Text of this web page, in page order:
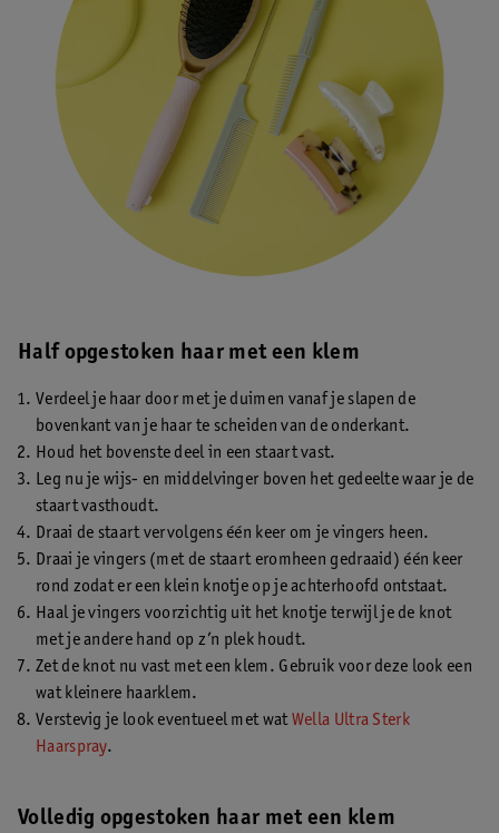
Half opgestoken haar met een klem
Verdeel je haar door met je duimen vanaf je slapen de
bovenkant van je haar te scheiden van de onderkant.
Houd het bovenste deel in een staart vast.
Leg nu je wijs- en middelvinger boven het gedeelte waar je de
staart vasthoudt.
Draai de staart vervolgens één keer om je vingers heen.
Draai je vingers (met de staart eromheen gedraaid) één keer
rond zodat er een klein knotje op je achterhoofd ontstaat.
Haal je vingers voorzichtig uit het knotje terwijl je de knot
met je andere hand op z’n plek houdt.
Zet de knot nu vast met een klem. Gebruik voor deze look een
wat kleinere haarklem.
Verstevig je look eventueel met watWella Ultra Sterk
Haarspray.
Volledig opgestoken haar met een klem